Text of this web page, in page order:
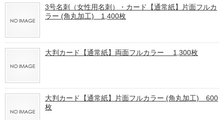
3号名刺（女性用名刺）・カード【通常紙】片面フルカ
ラー (角丸加工) 1,400枚
大判カード【通常紙】両面フルカラー 1,300枚
大判カード【通常紙】片面フルカラー (角丸加工) 600
枚